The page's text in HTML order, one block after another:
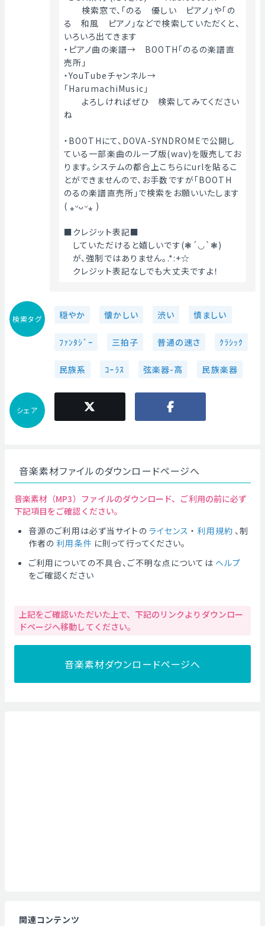
検索窓で、「のる　優しい　ピアノ」や「の
る　和風　ピアノ」などで検索していただくと、
いろいろ出てきます
・ピアノ曲の楽譜→　BOOTH「のるの楽譜直
売所」
・YouTubeチャンネル→
「HarumachiMusic」
よろしければぜひ　検索してみてください
ね
・BOOTHにて、DOVA-SYNDROMEで公開し
ている一部楽曲のループ版(wav)を販売してお
ります。システムの都合上こちらにurlを貼るこ
とができませんので、お手数ですが「BOOTH
のるの楽譜直売所」で検索をお願いいたします
( ⁎ᵕᴗᵕ⁎ )
■クレジット表記■
していただけると嬉しいです(❃´◡`❃)
が、強制ではありません｡.*:+☆
クレジット表記なしでも大丈夫ですよ！
検索タグ 穏やか 懐かしい 渋い 慎ましい
ﾌｧﾝﾀｼﾞｰ 三拍子 普通の速さ ｸﾗｼｯｸ
民族系 ｺｰﾗｽ 弦楽器-高 民族楽器
シェア
音楽素材ファイルのダウンロードページへ
音楽素材（MP3）ファイルのダウンロード、ご利用の前に必ず
下記項目をご確認ください。
音源のご利用は必ず当サイトの ライセンス ・ 利用規約 、制
作者の 利用条件 に則って行ってください。
ご利用についての不具合、ご不明な点については ヘルプ
をご確認ください
上記をご確認いただいた上で、下記のリンクよりダウンロー
ドページへ移動してください。
音楽素材ダウンロードページへ
関連コンテンツ